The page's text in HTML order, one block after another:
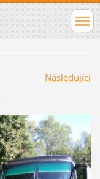
Následující